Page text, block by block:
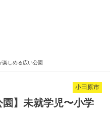
楽しめる広い公園
小田原市
】未就学児〜小学